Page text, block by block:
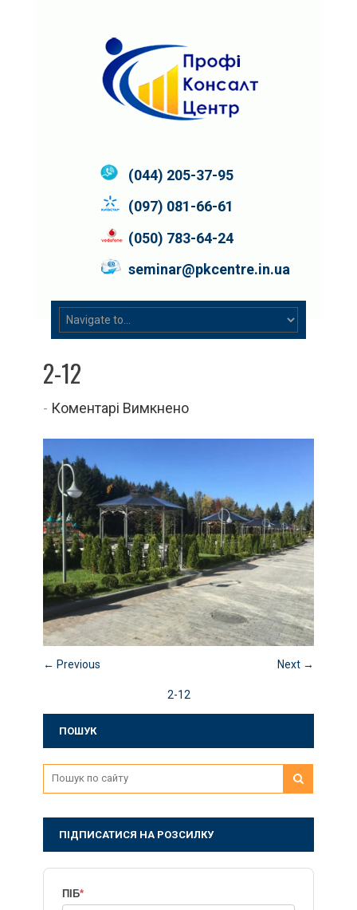
(044) 205-37-95
(097) 081-66-61
(050) 783-64-24
seminar@pkcentre.in.ua
2-12
- Коментарі Вимкненодо
2-
← Previous Next →
2-12
ПОШУК
ПІДПИСАТИСЯ НА РОЗСИЛКУ
ПІБ*